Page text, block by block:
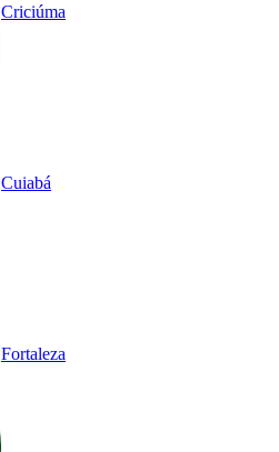
Criciúma
Cuiabá
Fortaleza